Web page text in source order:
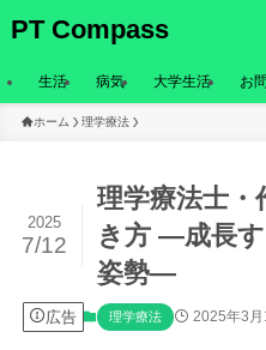
PT Compass
生活 病気 大学生活 お
ホーム 理学療法
理学療法士・
き方 —成長
姿勢—
2025
7/12
広告 理学療法 2025年3月